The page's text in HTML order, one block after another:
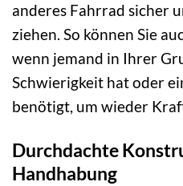
anderes Fahrrad sicher
ziehen. So können Sie
wenn jemand in Ihrer
Schwierigkeit hat oder
benötigt, um wieder
Durchdachte
Handhabung